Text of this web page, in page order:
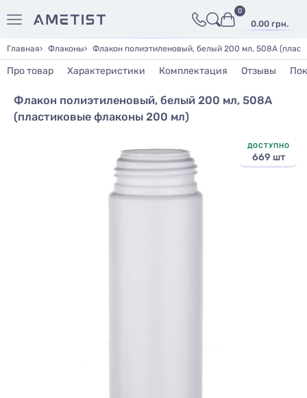
0.00 грн.
0
Главная Флаконы Флакон полиэтиленовый, белый 200 мл, 508А
Про товар Характеристики Комплектация Отзывы
Флакон полиэтиленовый, белый 200 мл, 508А
(пластиковые флаконы 200 мл)
ДОСТУПНО
669 шт